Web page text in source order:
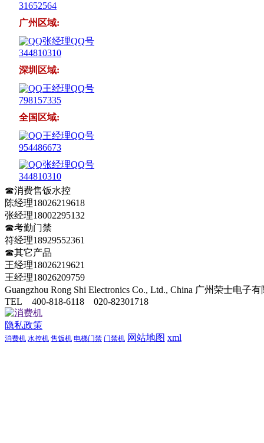
31652564
广州区域:
张经理QQ号
344810310
深圳区域:
王经理QQ号
798157335
全国区域:
王经理QQ号
954486673
张经理QQ号
344810310
☎消费售饭水控
陈经理18026219618
张经理18002295132
☎考勤门禁
符经理18929552361
☎其它产品
王经理18026219621
王经理18026209759
Guangzhou Rong Shi Electronics Co., Ltd., China 广州荣士电子
TEL 400-818-6118 020-82301718
隐私政策
消费机 水控机 售饭机 电梯门禁 门禁机 网站地图 xml